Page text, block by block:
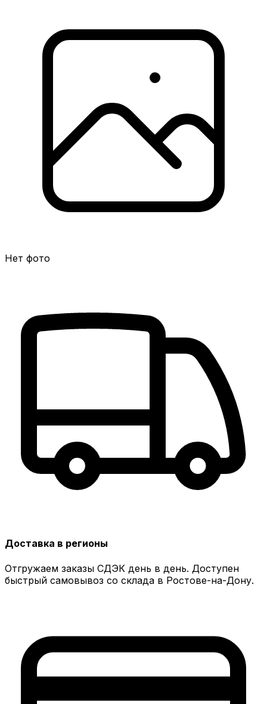
Нет фото
Доставка в регионы
Отгружаем заказы СДЭК день в день. Доступен
быстрый самовывоз со склада в Ростове-на-Дону.